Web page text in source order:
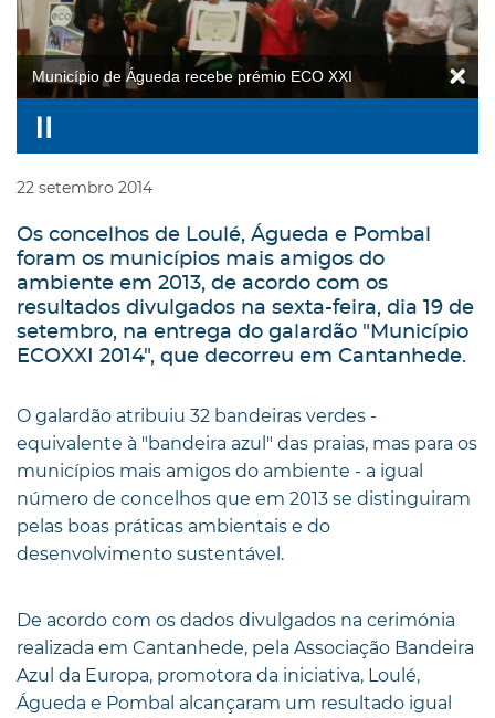
Município de Águeda recebe prémio ECO XXI
22 setembro 2014
Os concelhos de Loulé, Águeda e Pombal
foram os municípios mais amigos do
ambiente em 2013, de acordo com os
resultados divulgados na sexta-feira, dia 19 de
setembro, na entrega do galardão "Município
ECOXXI 2014", que decorreu em Cantanhede.
O galardão atribuiu 32 bandeiras verdes -
equivalente à "bandeira azul" das praias, mas para os
municípios mais amigos do ambiente - a igual
número de concelhos que em 2013 se distinguiram
pelas boas práticas ambientais e do
desenvolvimento sustentável.
De acordo com os dados divulgados na cerimónia
realizada em Cantanhede, pela Associação Bandeira
Azul da Europa, promotora da iniciativa, Loulé,
Águeda e Pombal alcançaram um resultado igual